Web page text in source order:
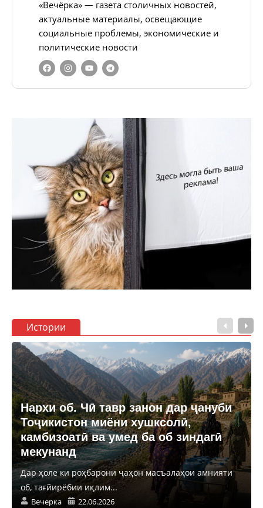
«Вечёрка» — газета столичных новостей,
актуальные материалы, освещающие
социальные проблемы, экономические и
политические новости
Истории
Нархи об. Чӣ тавр занон дар ҷануби
Тоҷикистон миёни хушксолӣ,
камбизоатӣ ва умед ба об зиндагӣ
мекунанд
Дар ҳоле ки роҳбарони ҷаҳон масъалаҳои амнияти
об, тағйирёбии иқлим...
Вечерка 22.06.2026